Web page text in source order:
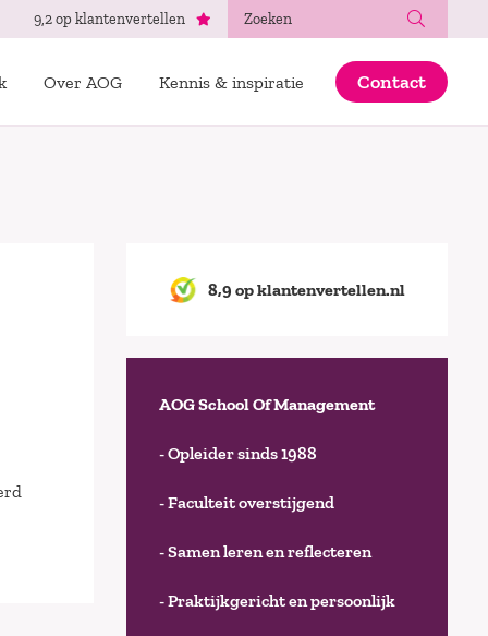
9,2 op klantenvertellen
Over AOG Kennis & inspiratie Contact
8,9 op klantenvertellen.nl
AOG School Of Management
- Opleider sinds 1988
- Faculteit overstijgend
- Samen leren en reflecteren
- Praktijkgericht en persoonlijk